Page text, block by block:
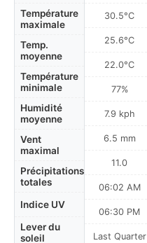
Température
maximale
Temp.
moyenne
Température
minimale
Humidité
moyenne
Vent
maximal
Précipitations
totales
Indice UV
Lever du
soleil
30.5°C
25.6°C
22.0°C
77%
7.9 kph
6.5 mm
11.0
06:02 AM
06:30 PM
Last Quarter